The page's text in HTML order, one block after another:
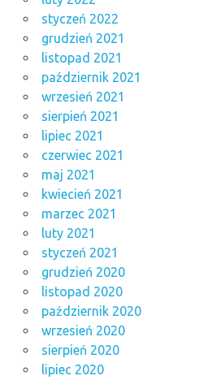
styczeń 2022
grudzień 2021
listopad 2021
październik 2021
wrzesień 2021
sierpień 2021
lipiec 2021
czerwiec 2021
maj 2021
kwiecień 2021
marzec 2021
luty 2021
styczeń 2021
grudzień 2020
listopad 2020
październik 2020
wrzesień 2020
sierpień 2020
lipiec 2020